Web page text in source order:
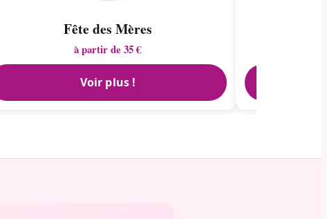
Fête des Mères
à partir de 35 €
Voir plus !